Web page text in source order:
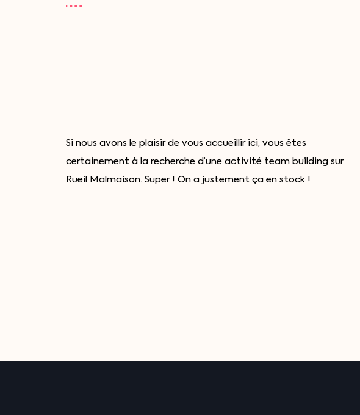
Si nous avons le plaisir de vous accueillir ici, vous êtes
certainement à la recherche d’une activité team building sur
Rueil Malmaison. Super ! On a justement ça en stock !